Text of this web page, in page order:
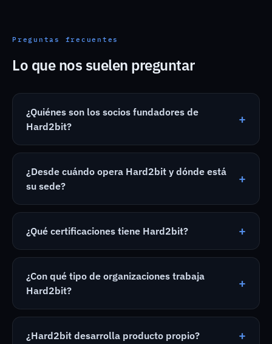
Preguntas frecuentes
Lo que nos suelen preguntar
¿Quiénes son los socios fundadores de
Hard2bit?
+
¿Desde cuándo opera Hard2bit y dónde está
su sede?
+
¿Qué certificaciones tiene Hard2bit? +
¿Con qué tipo de organizaciones trabaja
Hard2bit?
+
¿Hard2bit desarrolla producto propio? +